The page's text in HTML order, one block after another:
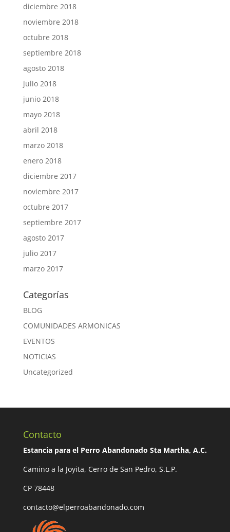
diciembre 2018
noviembre 2018
octubre 2018
septiembre 2018
agosto 2018
julio 2018
junio 2018
mayo 2018
abril 2018
marzo 2018
enero 2018
diciembre 2017
noviembre 2017
octubre 2017
septiembre 2017
agosto 2017
julio 2017
marzo 2017
Categorías
BLOG
COMUNIDADES ARMONICAS
EVENTOS
NOTICIAS
Uncategorized
Contacto
Estancia para el Perro Abandonado Sta Martha, A.C.
Camino a la Joyita, Cerro de San Pedro, S.L.P.
CP 78448
contacto@elperroabandonado.com